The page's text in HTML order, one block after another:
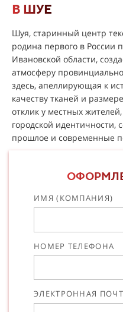
В ШУЕ
Шуя, старинный центр
родина первого в России
Ивановской области,
атмосферу
здесь, апеллирующая к
качеству тканей и
отклик у местных
городской
прошлое и современные
ИМЯ (КОМПАНИЯ)
НОМЕР ТЕЛЕФОНА
ЭЛЕКТРОННАЯ